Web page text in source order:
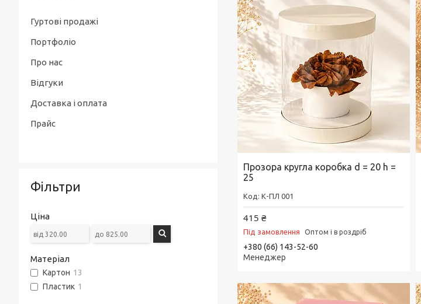
Прозора кругла коробка d = 20 h =
25
К-ПЛ 001
415 ₴
Під замовлення Оптом і в роздріб
+380 (66) 143-52-60
Менеджер
Гуртові продажі
Портфоліо
Про нас
Відгуки
Доставка і оплата
Прайс
Фільтри
Ціна
Матеріал
Картон 13
Пластик 1